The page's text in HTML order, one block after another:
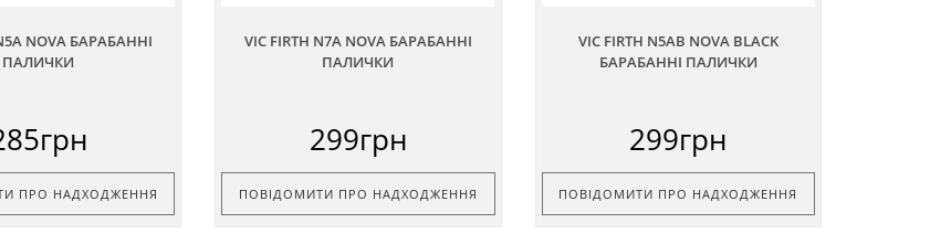
NOVA БАРАБАННІ
ПАЛИЧКИ
ПРО НАДХОДЖЕННЯ
VIC FIRTH N7A NOVA БАРАБАННІ
ПАЛИЧКИ
299грн
ПОВІДОМИТИ ПРО НАДХОДЖЕННЯ
VIC FIRTH N5AB NOVA BLACK
БАРАБАННІ ПАЛИЧКИ
299грн
ПОВІДОМИТИ ПРО НАДХОДЖЕННЯ